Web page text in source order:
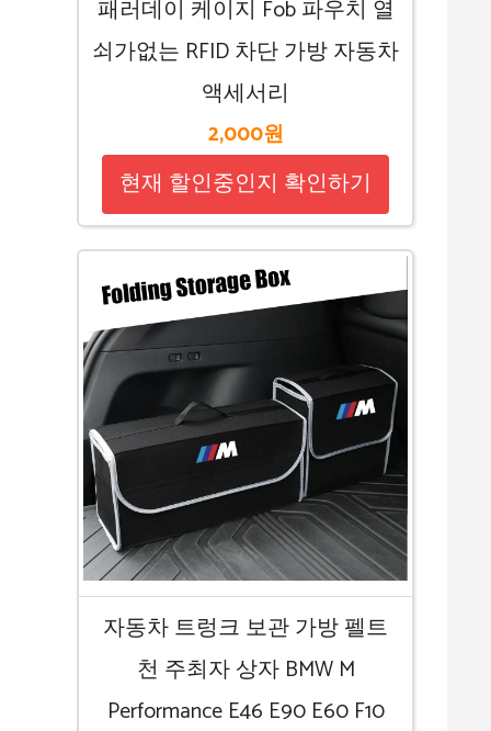
패러데이 케이지 Fob 파우치 열
쇠가없는 RFID 차단 가방 자동차
액세서리
2,000원
현재 할인중인지 확인하기
자동차 트렁크 보관 가방 펠트
천 주최자 상자 BMW M
Performance E46 E90 E60 F10